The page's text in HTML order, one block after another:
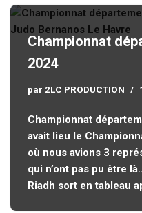
Championnat
2024
par 2LC PRODUCTION
Championnat
avait lieu le
où nous avions 3
qui n’ont pas pu être
Riadh sort en tableau